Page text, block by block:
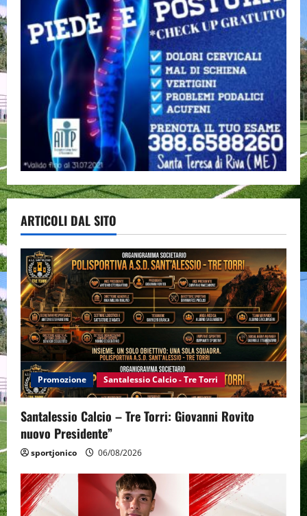
ARTICOLI DAL SITO
Promozione Santalessio Calcio - Tre Torri
Santalessio Calcio – Tre Torri: Giovanni Rovito
nuovo Presidente”
sportjonico 06/08/2026